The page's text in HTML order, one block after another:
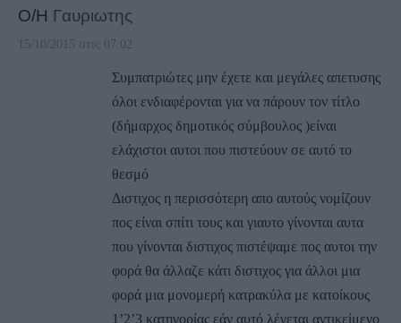
Ο/Η Γαυριωτης
15/10/2015 στις 07:02
Συμπατριώτες μην έχετε και μεγάλες απετυσης
όλοι ενδιαφέρονται για να πάρουν τον τίτλο
(δήμαρχος δημοτικός σύμβουλος )είναι
ελάχιστοι αυτοι που πιστεύουν σε αυτό το
θεσμό
Διστιχος η περισσότερη απο αυτούς νομίζουν
πος είναι σπίτι τους και γιαυτο γίνονται αυτα
που γίνονται διστιχος πιστέψαμε πος αυτοι την
φορά θα άλλαζε κάτι διστιχος για άλλοι μια
φορά μια μονομερή κατρακύλα με κατοίκους
1’2’3 κατηγορίας εάν αυτό λέγεται αντικείμενο